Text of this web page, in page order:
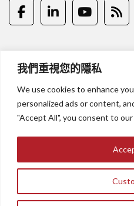
我們重視您的隱私
We use cookies to enhance
personalized ads or content,
"Accept All", you consent to